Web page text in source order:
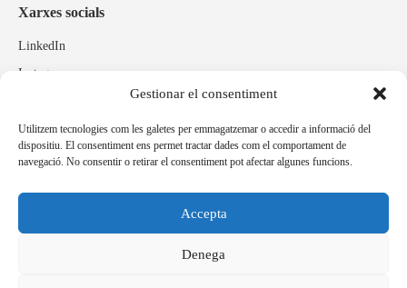
Gestionar el consentiment
Utilitzem tecnologies com les galetes per emmagatzemar o accedir a informació del
dispositiu. El consentiment ens permet tractar dades com el comportament de
navegació. No consentir o retirar el consentiment pot afectar algunes funcions.
Accepta
Denega
Xarxes socials
LinkedIn
Instagram
Marques relacionades